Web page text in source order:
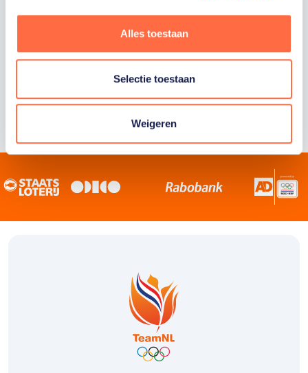
Alles toestaan
Selectie toestaan
Weigeren